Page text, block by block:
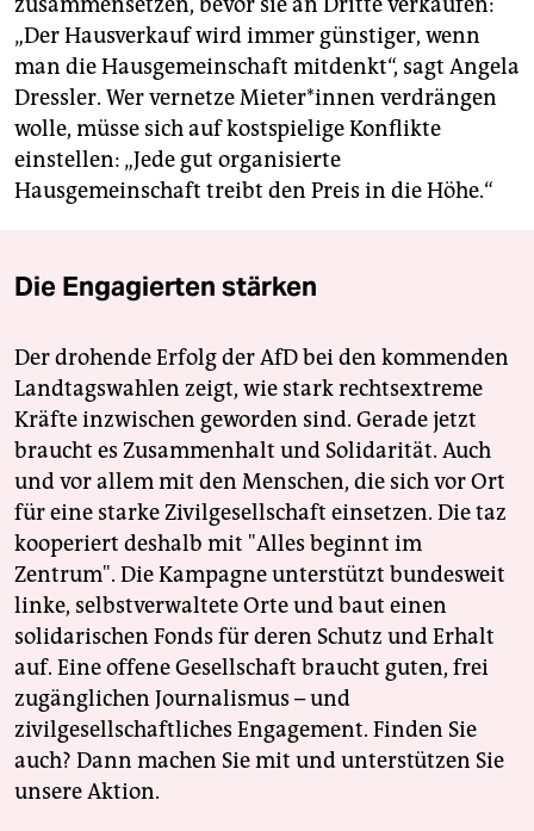
„Der Hausverkauf wird immer günstiger, wenn
man die Hausgemeinschaft mitdenkt“, sagt Angela
Dressler. Wer vernetze Mie­te­r*in­nen verdrängen
wolle, müsse sich auf kostspielige Konflikte
einstellen: „Jede gut organisierte
Hausgemeinschaft treibt den Preis in die Höhe.“
Die Engagierten stärken
Der drohende Erfolg der AfD bei den kommenden
Landtagswahlen zeigt, wie stark rechtsextreme
Kräfte inzwischen geworden sind. Gerade jetzt
braucht es Zusammenhalt und Solidarität. Auch
und vor allem mit den Menschen, die sich vor Ort
für eine starke Zivilgesellschaft einsetzen. Die taz
kooperiert deshalb mit "Alles beginnt im
Zentrum". Die Kampagne unterstützt bundesweit
linke, selbstverwaltete Orte und baut einen
solidarischen Fonds für deren Schutz und Erhalt
auf. Eine offene Gesellschaft braucht guten, frei
zugänglichen Journalismus – und
zivilgesellschaftliches Engagement. Finden Sie
auch? Dann machen Sie mit und unterstützen Sie
unsere Aktion.